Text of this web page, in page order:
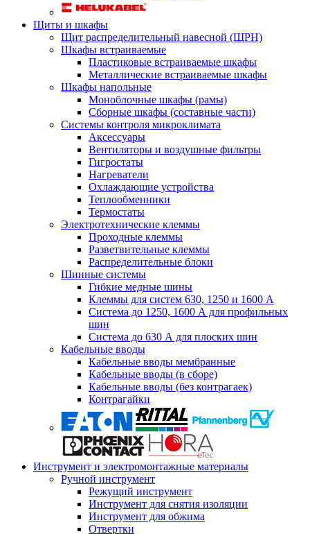
Щиты и шкафы
Щит распределительный навесной (ЩРН)
Шкафы встраиваемые
Пластиковые встраиваемые шкафы
Металлические встраиваемые шкафы
Шкафы напольные
Моноблочные шкафы (рамы)
Сборные шкафы (составные части)
Системы контроля микроклимата
Аксессуары
Вентиляторы и воздушные фильтры
Гигростаты
Нагреватели
Охлаждающие устройства
Теплообменники
Термостаты
Электротехнические клеммы
Проходные клеммы
Разветвительные клеммы
Распределительные блоки
Шинные системы
Гибкие медные шины
Клеммы для систем 630, 1250 и 1600 А
Система до 1250, 1600 А для профильных
шин
Система до 630 А для плоских шин
Кабельные вводы
Кабельные вводы мембранные
Кабельные вводы (в сборе)
Кабельные вводы (без контрагаек)
Контрагайки
Инструмент и электромонтажные материалы
Ручной инструмент
Режущий инструмент
Инструмент для снятия изоляции
Инструмент для обжима
Отвертки